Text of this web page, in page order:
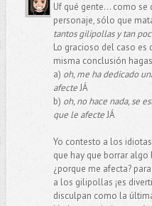
Uf qué gente... como
personaje, sólo que
tantos gilipollas y tan
Lo gracioso del caso es
misma conclusión
a) oh, me ha dedicado
afecteJÁ
b) oh, no hace nada, se
que le afecteJÁ
Yo contesto a los
que hay que borrar
¿porque me afecta?
a los gilipollas ¡es
disculpan como la